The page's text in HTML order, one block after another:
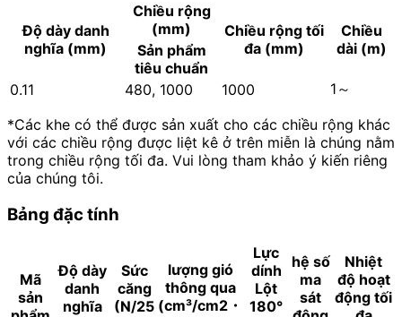
Độ dày danh
nghĩa (mm)
Chiều rộng
(mm)
Chiều rộng tối
đa (mm)
Chiều
dài (m)
Sản phẩm
tiêu chuẩn
0.11
480, 1000 1000
1～
*Các khe có thể được sản xuất cho các chiều rộng khác
với các chiều rộng được liệt kê ở trên miễn là chúng nằm
trong chiều rộng tối đa. Vui lòng tham khảo ý kiến riêng
của chúng tôi.
Bảng đặc tính
Mã
sản
Độ dày
danh
nghĩa
Sức
căng
(N/25
lượng gió
thông qua
(cm³/cm2・
Lực
dính
Lột
180°
hệ số
ma
sát
Nhiệt
độ hoạt
động tối